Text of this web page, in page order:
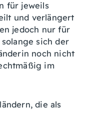
für jeweils
und verlängert
jedoch nur für
sich der
noch nicht
im
die als